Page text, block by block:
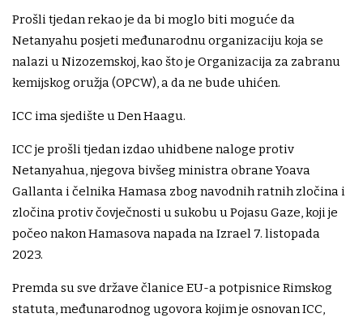
Prošli tjedan rekao je da bi moglo biti moguće da
Netanyahu posjeti međunarodnu organizaciju koja se
nalazi u Nizozemskoj, kao što je Organizacija za zabranu
kemijskog oružja (OPCW), a da ne bude uhićen.
ICC ima sjedište u Den Haagu.
ICC je prošli tjedan izdao uhidbene naloge protiv
Netanyahua, njegova bivšeg ministra obrane Yoava
Gallanta i čelnika Hamasa zbog navodnih ratnih zločina i
zločina protiv čovječnosti u sukobu u Pojasu Gaze, koji je
počeo nakon Hamasova napada na Izrael 7. listopada
2023.
Premda su sve države članice EU-a potpisnice Rimskog
statuta, međunarodnog ugovora kojim je osnovan ICC,